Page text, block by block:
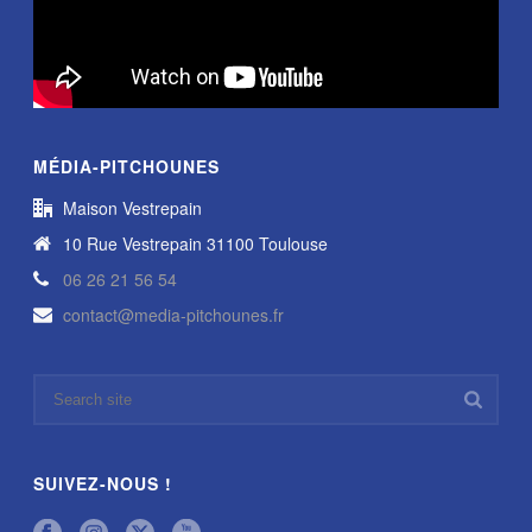
MÉDIA-PITCHOUNES
Maison Vestrepain
10 Rue Vestrepain 31100 Toulouse
06 26 21 56 54
contact@media-pitchounes.fr
SUIVEZ-NOUS !